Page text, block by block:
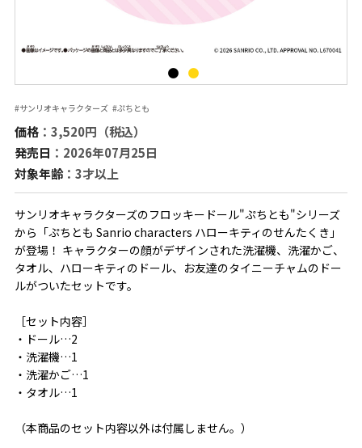
#サンリオキャラクターズ #ぷちとも
価格：3,520円（税込）
発売日 ：2026年07月25日
対象年齢：3才以上
サンリオキャラクターズのフロッキードール"ぷちとも"シリーズ
から「ぷちとも Sanrio characters ハローキティのせんたくき」
が登場！ キャラクターの顔がデザインされた洗濯機、洗濯かご、
タオル、ハローキティのドール、お友達のタイニーチャムのドー
ルがついたセットです。
［セット内容］
・ドール…2
・洗濯機…1
・洗濯かご…1
・タオル…1
（本商品のセット内容以外は付属しません。）